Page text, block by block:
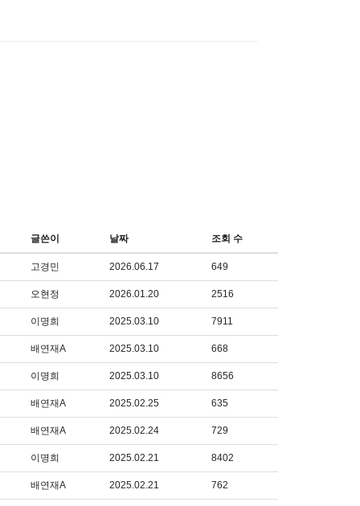
글쓴이 날짜 조회 수
고경민 2026.06.17 649
오현정 2026.01.20 2516
이명희 2025.03.10 7911
배연재A 2025.03.10 668
이명희 2025.03.10 8656
배연재A 2025.02.25 635
배연재A 2025.02.24 729
이명희 2025.02.21 8402
배연재A 2025.02.21 762